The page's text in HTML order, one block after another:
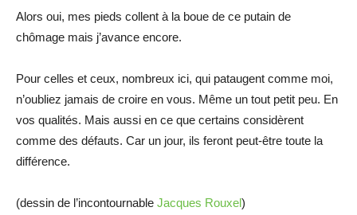
Alors oui, mes pieds collent à la boue de ce putain de
chômage mais j’avance encore.
Pour celles et ceux, nombreux ici, qui pataugent comme moi,
n’oubliez jamais de croire en vous. Même un tout petit peu. En
vos qualités. Mais aussi en ce que certains considèrent
comme des défauts. Car un jour, ils feront peut-être toute la
différence.
(dessin de l’incontournable Jacques Rouxel)